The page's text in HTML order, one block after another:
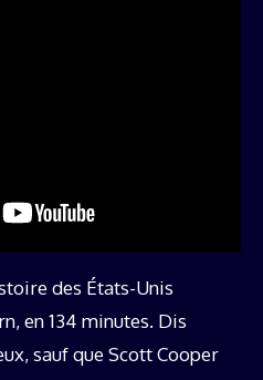
des États-Unis
en 134 minutes. Dis
sauf que Scott Cooper